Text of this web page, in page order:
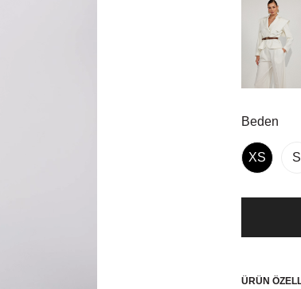
Beden
XS S
ÜRÜN